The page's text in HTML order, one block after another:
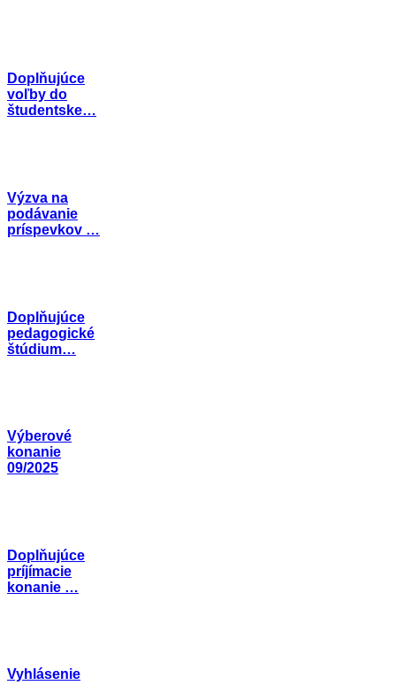
Doplňujúce
voľby do
študentske…
Výzva na
podávanie
príspevkov …
Doplňujúce
pedagogické
štúdium…
Výberové
konanie
09/2025
Doplňujúce
príjímacie
konanie …
Vyhlásenie